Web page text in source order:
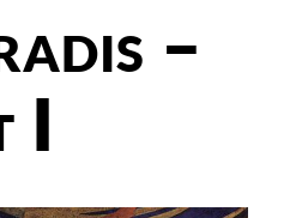
–
I